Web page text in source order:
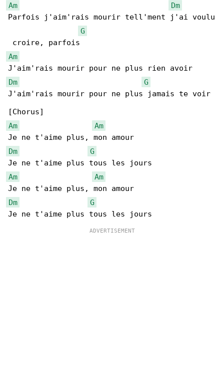
Am
Dm
Parfois j'aim'rais mourir tell'ment j'ai voulu
G
Am
Dm
G
J'aim'rais mourir pour ne plus jamais te voir
Am
Am
Dm
G
Am
Am
Dm
G